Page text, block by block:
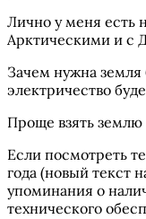
Лично у меня есть
Арктическими и с
Зачем нужна земля
электричество
Проще взять землю
Если посмотреть
года (новый текст
упоминания о
технического